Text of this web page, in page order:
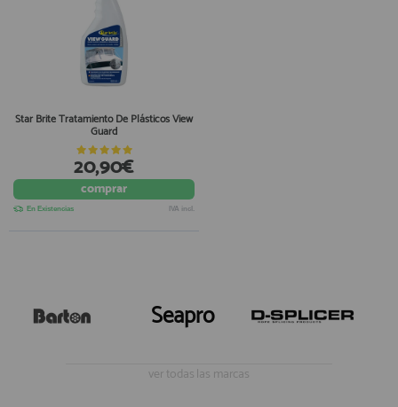
Star Brite Tratamiento De Plásticos View
Guard
20,90€
comprar
En Existencias IVA incl.
Seapro
ver todas las marcas